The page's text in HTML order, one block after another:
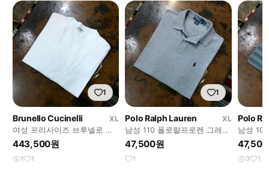
1
Brunello Cucinelli
XL
여성 프리사이즈 브루넬로 쿠
치넬리 실버 비즈 화이트 롱 로
브 가디건
443,500원
1 1
1
Polo Ralph Lauren
XL
남성 110 폴로랄프로렌 그레이
긴팔 카라티 pk 티셔츠
47,500원
1
Polo
남성
프로렌
라티
3 1